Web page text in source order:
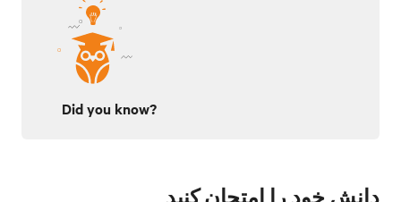
Did you know?
دانش خود را امتحان کنید